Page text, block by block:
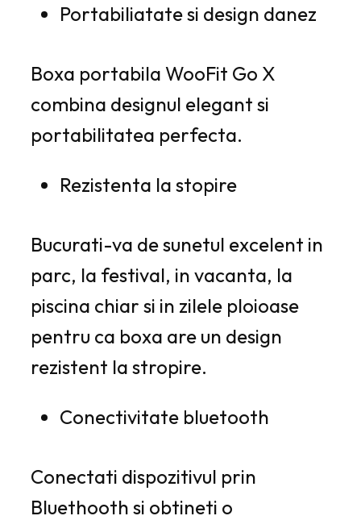
Portabiliatate si design danez
Boxa portabila WooFit Go X
combina designul elegant si
portabilitatea perfecta.
Rezistenta la stopire
Bucurati-va de sunetul excelent in
parc, la festival, in vacanta, la
piscina chiar si in zilele ploioase
pentru ca boxa are un design
rezistent la stropire.
Conectivitate bluetooth
Conectati dispozitivul prin
Bluethooth si obtineti o